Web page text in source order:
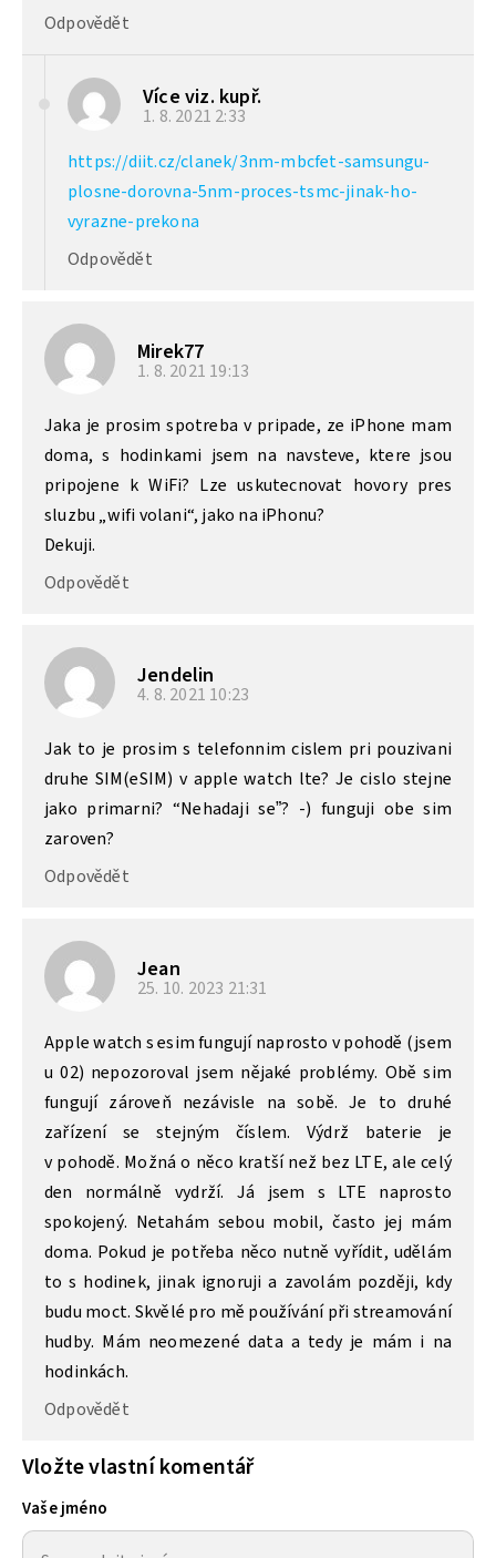
Odpovědět
Více viz. kupř.
1. 8. 2021 2:33
https://diit.cz/clanek/3nm-mbcfet-samsungu-
plosne-dorovna-5nm-proces-tsmc-jinak-ho-
vyrazne-prekona
Odpovědět
Mirek77
1. 8. 2021 19:13
Jaka je prosim spotreba v pripade, ze iPhone mam
doma, s hodinkami jsem na navsteve, ktere jsou
pripojene k WiFi? Lze uskutecnovat hovory pres
sluzbu „wifi volani“, jako na iPhonu?
Dekuji.
Odpovědět
Jendelin
4. 8. 2021 10:23
Jak to je prosim s telefonnim cislem pri pouzivani
druhe SIM(eSIM) v apple watch lte? Je cislo stejne
jako primarni? “Nehadaji se”? -) funguji obe sim
zaroven?
Odpovědět
Jean
25. 10. 2023 21:31
Apple watch s esim fungují naprosto v pohodě (jsem
u 02) nepozoroval jsem nějaké problémy. Obě sim
fungují zároveň nezávisle na sobě. Je to druhé
zařízení se stejným číslem. Výdrž baterie je
v pohodě. Možná o něco kratší než bez LTE, ale celý
den normálně vydrží. Já jsem s LTE naprosto
spokojený. Netahám sebou mobil, často jej mám
doma. Pokud je potřeba něco nutně vyřídit, udělám
to s hodinek, jinak ignoruji a zavolám později, kdy
budu moct. Skvělé pro mě používání při streamování
hudby. Mám neomezené data a tedy je mám i na
hodinkách.
Odpovědět
Vložte vlastní komentář
Vaše jméno